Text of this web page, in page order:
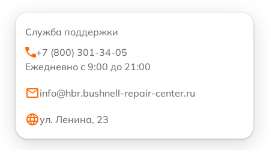
Служба поддержки
+7 (800) 301-34-05
Ежедневно с 9:00 до 21:00
info@hbr.bushnell-repair-center.ru
ул. Ленина, 23